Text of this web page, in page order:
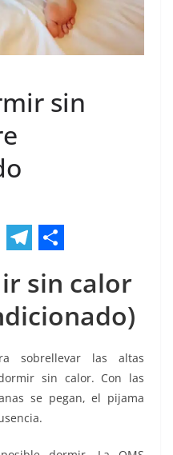
sin
e
l
g
r
a
m
h
a
e
sin calor
sobrellevar las altas
sin calor. Con las
se pegan, el pijama